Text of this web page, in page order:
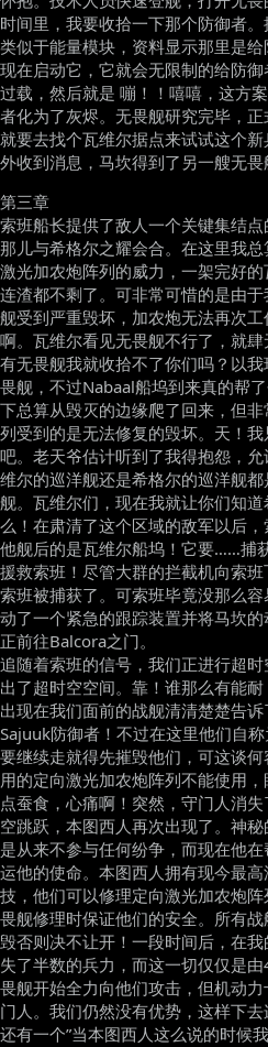
时间里，我要收拾一下那个防御者
类似于能量模块，资料显示那里是
现在启动它，它就会无限制的给防
过载，然后就是 嘣！！嘻嘻，这方
者化为了灰烬。无畏舰研究完毕，
就要去找个瓦维尔据点来试试这个
外收到消息，马坎得到了另一艘无畏
第三章
索班船长提供了敌人一个关键集结
那儿与希格尔之耀会合。在这里我
激光加农炮阵列的威力，一架完好
连渣都不剩了。可非常可惜的是由
舰受到严重毁坏，加农炮无法再次
啊。瓦维尔看见无畏舰不行了，就
有无畏舰我就收拾不了你们吗？以
畏舰，不过Nabaal船坞到来真的帮
下总算从毁灭的边缘爬了回来，但
列受到的是无法修复的毁坏。天！
吧。老天爷估计听到了我得抱怨，
维尔的巡洋舰还是希格尔的巡洋舰
舰。瓦维尔们，现在我就让你们知
么！在肃清了这个区域的敌军以后
他舰后的是瓦维尔船坞！它要……捕
援救索班！尽管大群的拦截机向索
索班被捕获了。可索班毕竟没那么
动了一个紧急的跟踪装置并将马坎
正前往Balcora之门。
追随着索班的信号，我们正进行超
出了超时空空间。靠！谁那么有能
出现在我们面前的战舰清清楚楚告诉
Sajuuk防御者！不过在这里他们自
要继续走就得先摧毁他们，可这谈
用的定向激光加农炮阵列不能使用
点蚕食，心痛啊！突然，守门人消
空跳跃，本图西人再次出现了。神
是从来不参与任何纷争，而现在他
运他的使命。本图西人拥有现今最
技，他们可以修理定向激光加农炮
畏舰修理时保证他们的安全。所有
毁否则决不让开！一段时间后，在
失了半数的兵力，而这一切仅仅是
畏舰开始全力向他们攻击，但机动
门人。我们仍然没有优势，这样下
还有一个”当本图西人这么说的时候